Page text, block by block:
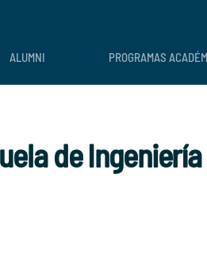
ALUMNI PROGRAMAS
de